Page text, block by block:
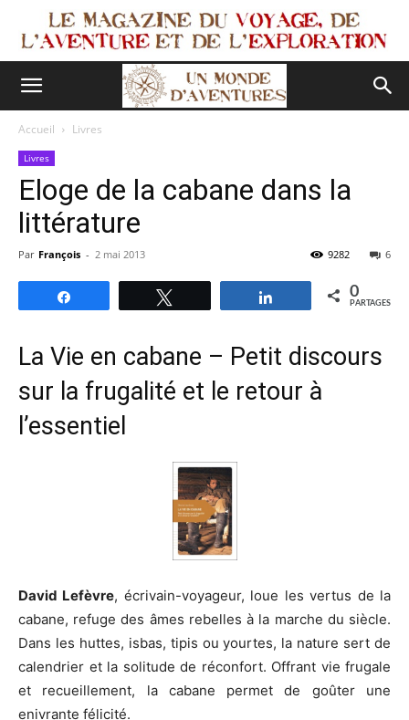
Accueil Livres
Livres
Eloge de la cabane dans la
littérature
Par François - 2 mai 2013 6
9282
Partagez 0
PARTAGES
La Vie en cabane – Petit discours
sur la frugalité et le retour à
l’essentiel
David Lefèvre, écrivain-voyageur, loue les vertus de la
cabane, refuge des âmes rebelles à la marche du siècle.
Dans les huttes, isbas, tipis ou yourtes, la nature sert de
calendrier et la solitude de réconfort. Offrant vie frugale
et recueillement, la cabane permet de goûter une
enivrante félicité.